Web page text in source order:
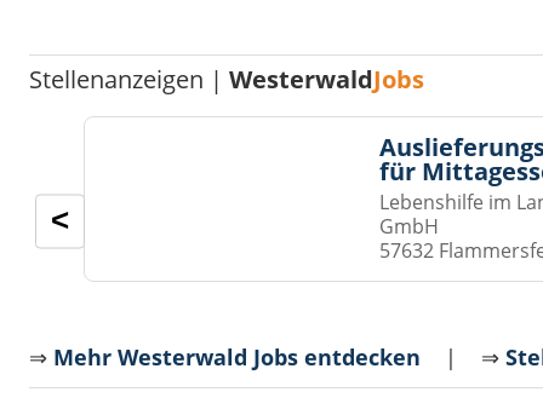
Stellenanzeigen |WesterwaldJobs
für
Lebenshilfe im
GmbH
57632
<
⇒ Mehr Westerwald Jobs entdecken | ⇒